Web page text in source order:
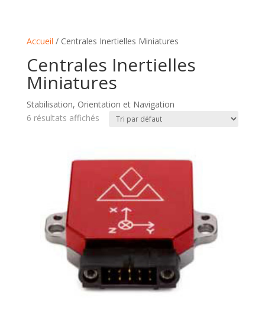
Accueil / Centrales Inertielles Miniatures
Centrales Inertielles
Miniatures
Stabilisation, Orientation et Navigation
6 résultats affichés